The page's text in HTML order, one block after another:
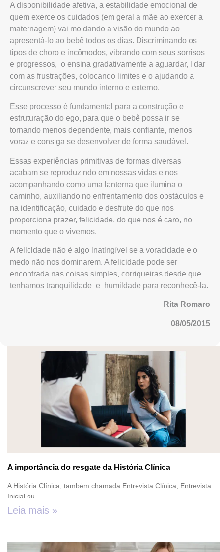
A disponibilidade afetiva, a estabilidade emocional de
quem exerce os cuidados (em geral a mãe ao exercer a
maternagem) vai moldando a visão do mundo ao
apresentá-lo ao bebê todos os dias. Discriminando os
tipos de choro e incômodos, vibrando com seus sorrisos
e progressos, o ensina gradativamente a aguardar, lidar
com as frustrações, colocando limites e o ajudando a
circunscrever seu mundo interno e externo.
Esse processo é fundamental para a construção e
estruturação do ego, para que o bebê possa ir se
tornando menos dependente, mais confiante, menos
voraz e consiga se desenvolver de forma saudável.
Essas experiências primitivas de formas diversas
acabam se reproduzindo em nossas vidas e nos
acompanhando como uma lanterna que ilumina o
caminho, auxiliando no enfrentamento dos obstáculos e
na identificação, cuidado e desfrute do que nos
proporciona prazer, felicidade, do que nos é caro, no
momento que o vivemos.
A felicidade não é algo inatingível se a voracidade e o
medo não nos dominarem. A felicidade pode ser
encontrada nas coisas simples, corriqueiras desde que
tenhamos tranquilidade e humildade para reconhecê-la.
Rita Romaro
08/05/2015
A importância do resgate da História Clínica
A História Clínica, também chamada Entrevista Clínica, Entrevista
Inicial ou
Leia mais »